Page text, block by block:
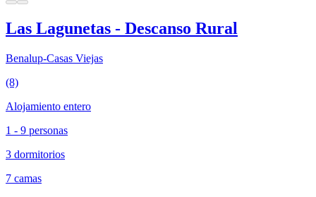
Las Lagunetas - Descanso Rural
Benalup-Casas Viejas
(8)
Alojamiento entero
1 - 9 personas
3 dormitorios
7 camas